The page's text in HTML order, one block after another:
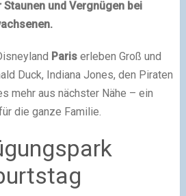
Staunen und Vergnügen bei
Pariserleben Groß und
Duck, Indiana Jones, den Piraten
mehr aus nächster Nähe – ein
die ganze Familie.